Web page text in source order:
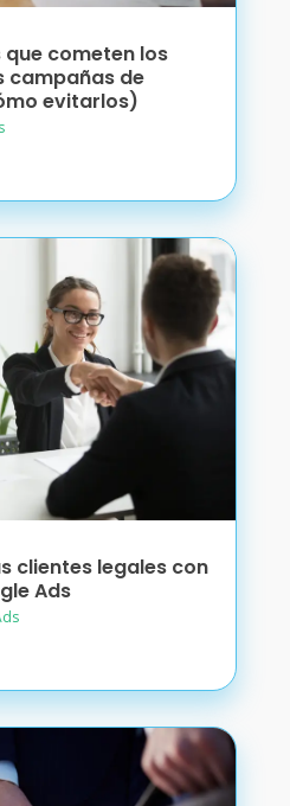
que cometen los
campañas de
evitarlos)
clientes legales con
Ads